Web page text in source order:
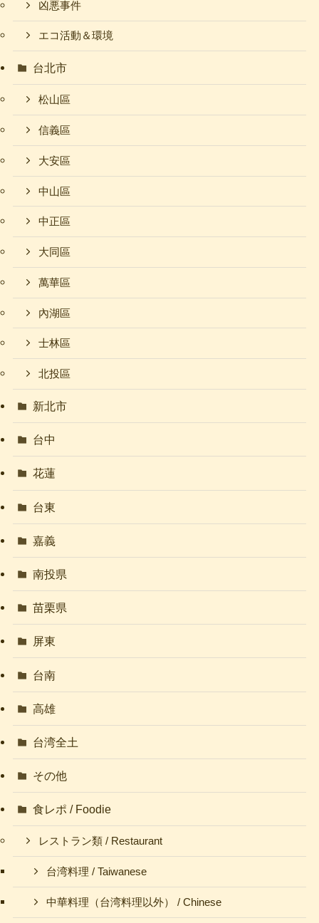
凶悪事件
エコ活動＆環境
台北市
松山區
信義區
大安區
中山區
中正區
大同區
萬華區
內湖區
士林區
北投區
新北市
台中
花蓮
台東
嘉義
南投県
苗栗県
屏東
台南
高雄
台湾全土
その他
食レポ / Foodie
レストラン類 / Restaurant
台湾料理 / Taiwanese
中華料理（台湾料理以外） / Chinese